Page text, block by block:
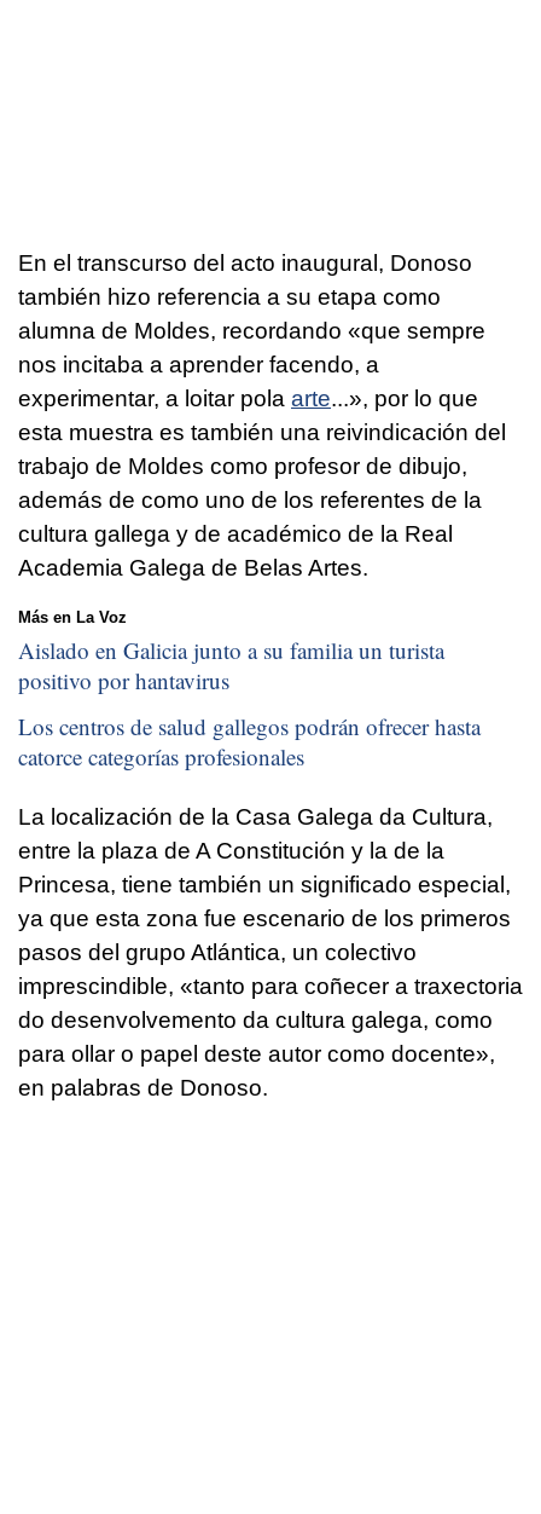
En el transcurso del acto inaugural, Donoso
también hizo referencia a su etapa como
alumna de Moldes, recordando «que sempre
nos incitaba a aprender facendo, a
experimentar, a loitar pola arte...», por lo que
esta muestra es también una reivindicación del
trabajo de Moldes como profesor de dibujo,
además de como uno de los referentes de la
cultura gallega y de académico de la Real
Academia Galega de Belas Artes.
Más en La Voz
Aislado en Galicia junto a su familia un turista
positivo por hantavirus
Los centros de salud gallegos podrán ofrecer hasta
catorce categorías profesionales
La localización de la Casa Galega da Cultura,
entre la plaza de A Constitución y la de la
Princesa, tiene también un significado especial,
ya que esta zona fue escenario de los primeros
pasos del grupo Atlántica, un colectivo
imprescindible, «tanto para coñecer a traxectoria
do desenvolvemento da cultura galega, como
para ollar o papel deste autor como docente»,
en palabras de Donoso.